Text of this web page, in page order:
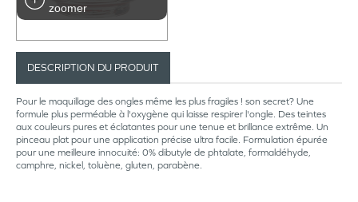
zoomer
DESCRIPTION DU PRODUIT
Pour le maquillage des ongles même les plus fragiles ! son secret? Une
formule plus perméable à l'oxygène qui laisse respirer l'ongle. Des teintes
aux couleurs pures et éclatantes pour une tenue et brillance extrême. Un
pinceau plat pour une application précise ultra facile. Formulation épurée
pour une meilleure innocuité: 0% dibutyle de phtalate, formaldéhyde,
camphre, nickel, toluène, gluten, parabène.